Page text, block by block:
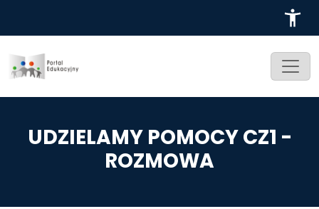
UDZIELAMY POMOCY CZ1 -
ROZMOWA